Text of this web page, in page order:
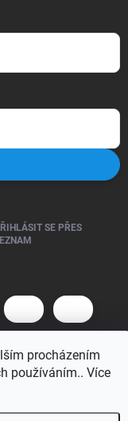
procházením
používáním.. Více
SE PŘES